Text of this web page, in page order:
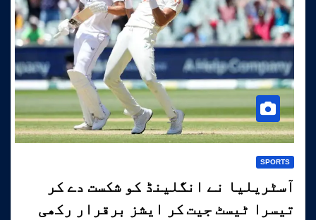
SPORTS
آسٹریلیا نے انگلینڈ کو شکست دے کر
تیسرا ٹیسٹ جیت کر ایشز برقرار رکھی